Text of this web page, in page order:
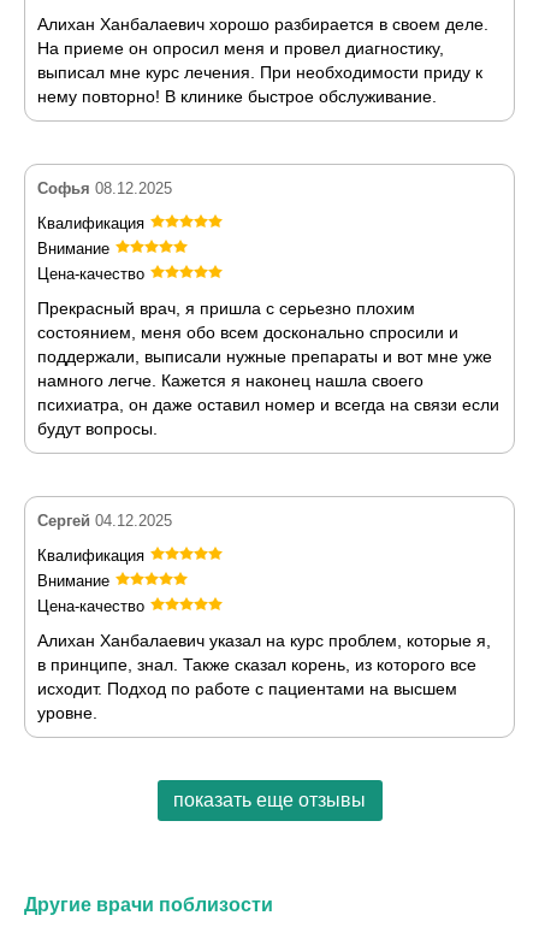
Алихан Ханбалаевич хорошо разбирается в своем деле.
На приеме он опросил меня и провел диагностику,
выписал мне курс лечения. При необходимости приду к
нему повторно! В клинике быстрое обслуживание.
Софья 08.12.2025
Квалификация
Внимание
Цена-качество
Прекрасный врач, я пришла с серьезно плохим
состоянием, меня обо всем досконально спросили и
поддержали, выписали нужные препараты и вот мне уже
намного легче. Кажется я наконец нашла своего
психиатра, он даже оставил номер и всегда на связи если
будут вопросы.
Сергей 04.12.2025
Квалификация
Внимание
Цена-качество
Алихан Ханбалаевич указал на курс проблем, которые я,
в принципе, знал. Также сказал корень, из которого все
исходит. Подход по работе с пациентами на высшем
уровне.
показать еще отзывы
Другие врачи поблизости